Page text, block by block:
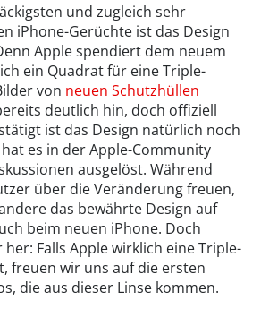
und zugleich sehr
iPhone-Gerüchte ist das Design
Apple spendiert dem neuem
ein Quadrat für eine Triple-
von neuen Schutzhüllen
deutlich hin, doch offiziell
ist das Design natürlich noch
es in der Apple-Community
ausgelöst. Während
über die Veränderung freuen,
das bewährte Design auf
beim neuen iPhone. Doch
Falls Apple wirklich eine Triple-
freuen wir uns auf die ersten
die aus dieser Linse kommen.